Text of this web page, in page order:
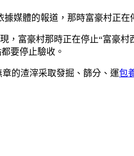
媒體的報道，那時富豪村正在
富豪村那時正在停止“富豪
要停止驗收。
的渣滓采取發掘、篩分、運包